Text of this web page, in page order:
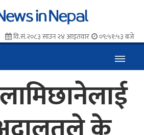
वि.सं.२०८३ साउन २४ आइतवार ०९:५१:५४ बजे